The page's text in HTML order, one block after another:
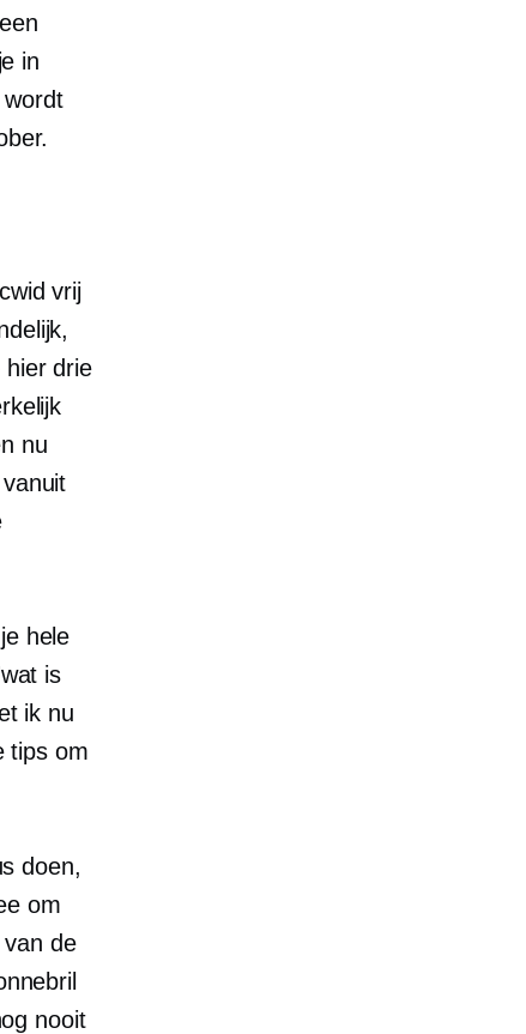
in
vrij
hier drie
nu
hele
is
ik nu
tips om
doen,
om
de
nooit